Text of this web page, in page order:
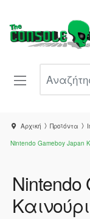
Αρχική Προϊόντα
Nintendo Gameboy Japan
Nintendo